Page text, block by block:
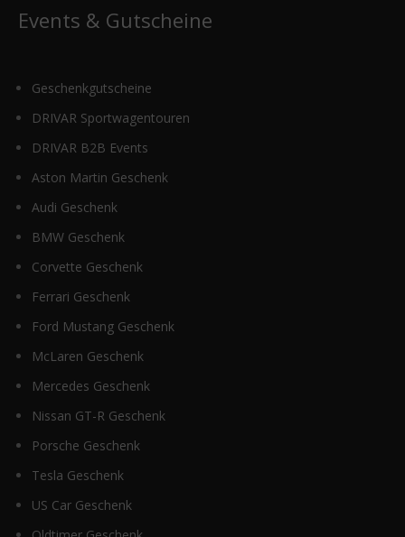
Events & Gutscheine
Geschenkgutscheine
DRIVAR Sportwagentouren
DRIVAR B2B Events
Aston Martin Geschenk
Audi Geschenk
BMW Geschenk
Corvette Geschenk
Ferrari Geschenk
Ford Mustang Geschenk
McLaren Geschenk
Mercedes Geschenk
Nissan GT-R Geschenk
Porsche Geschenk
Tesla Geschenk
US Car Geschenk